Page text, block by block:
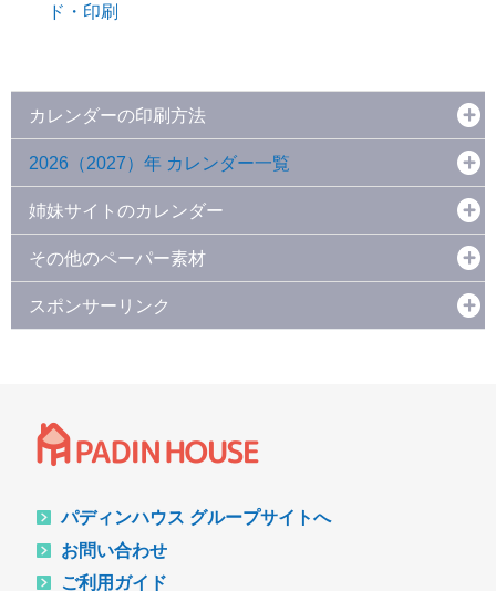
ド・印刷
カレンダーの印刷方法
2026（2027）年 カレンダー一覧
姉妹サイトのカレンダー
その他のペーパー素材
スポンサーリンク
パディンハウス グループサイトへ
お問い合わせ
ご利用ガイド